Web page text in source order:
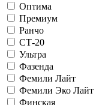
Оптима
Премиум
Ранчо
СТ-20
Ультра
Фазенда
Фемили Лайт
Фемили Эко Лайт
Финская